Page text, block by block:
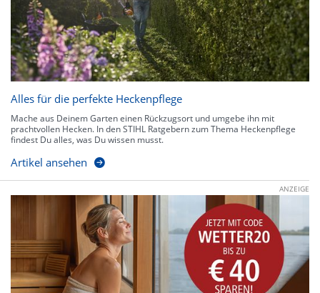
Alles für die perfekte Heckenpflege
Mache aus Deinem Garten einen Rückzugsort und umgebe ihn mit
prachtvollen Hecken. In den STIHL Ratgebern zum Thema Heckenpflege
findest Du alles, was Du wissen musst.
Artikel ansehen
ANZEIGE